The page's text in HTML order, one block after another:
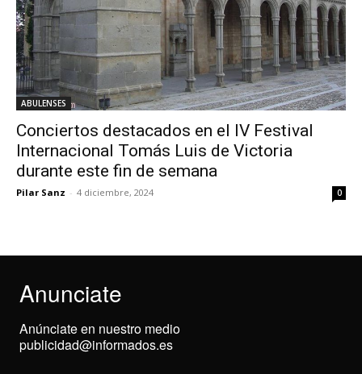
ABULENSES
Conciertos destacados en el IV Festival
Internacional Tomás Luis de Victoria
durante este fin de semana
Pilar Sanz - 4 diciembre, 2024 0
Anunciate
Anúnciate en nuestro medio
publicidad@informados.es